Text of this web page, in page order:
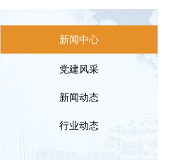
新闻中心
党建风采
新闻动态
行业动态